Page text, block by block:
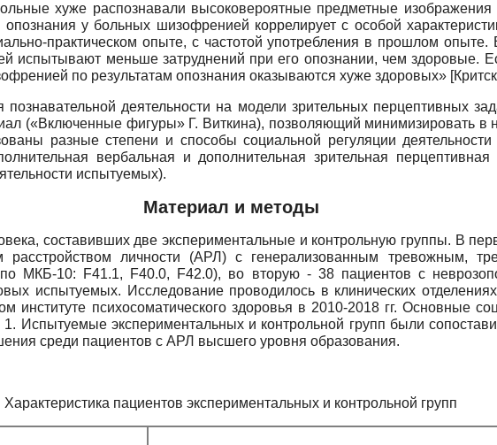
хуже распознавали высоковероятные предметные
у больных шизофренией коррелирует с особой
практическом опыте, с частотой употребления в прошлом
испытывают меньше затруднений при его опознании, чем здоровые.
по результатам опознания оказываются хуже здоровых» [
деятельности на модели зрительных перцептивных
(«Включенные фигуры» Г. Виткина), позволяющий минимизировать в
разные степени и способы социальной регуляции
вербальная и дополнительная зрительная
испытуемых).
Материал и методы
составивших две экспериментальные и контрольную группы. В
личности (АРЛ) с генерализованным тревожным,
по МКБ-10:
F41.1, F40.0, F42.0), во вторую - 38 пациентов с
испытуемых. Исследование проводилось в клинических
психосоматического здоровья в 2010-2018 гг. Основные
Испытуемые экспериментальных и контрольной групп были
среди пациентов с АРЛ высшего уровня образования.
Характеристика пациентов экспериментальных и контрольной групп